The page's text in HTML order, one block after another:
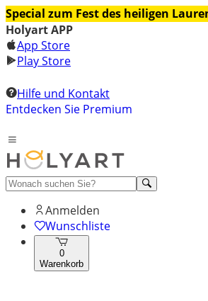
Special zum Fest des heiligen
Holyart APP
App Store
Play Store
Hilfe und Kontakt
Entdecken Sie Premium
Anmelden
Wunschliste
0
Warenkorb